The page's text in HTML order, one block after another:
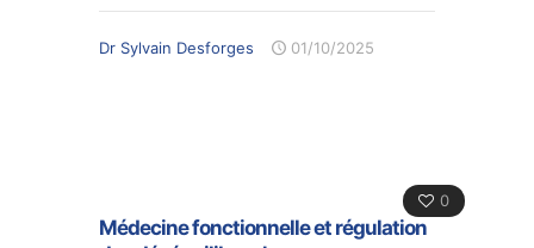
Dr Sylvain Desforges 01/10/2025
0
Médecine fonctionnelle et régulation